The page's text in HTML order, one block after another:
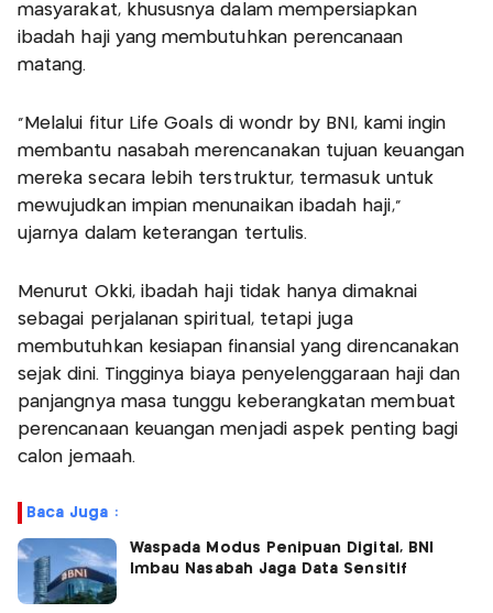
masyarakat, khususnya dalam mempersiapkan
ibadah haji yang membutuhkan perencanaan
matang.
"Melalui fitur Life Goals di wondr by BNI, kami ingin
membantu nasabah merencanakan tujuan keuangan
mereka secara lebih terstruktur, termasuk untuk
mewujudkan impian menunaikan ibadah haji,"
ujarnya dalam keterangan tertulis.
Menurut Okki, ibadah haji tidak hanya dimaknai
sebagai perjalanan spiritual, tetapi juga
membutuhkan kesiapan finansial yang direncanakan
sejak dini. Tingginya biaya penyelenggaraan haji dan
panjangnya masa tunggu keberangkatan membuat
perencanaan keuangan menjadi aspek penting bagi
calon jemaah.
Baca Juga :
Waspada Modus Penipuan Digital, BNI
Imbau Nasabah Jaga Data Sensitif